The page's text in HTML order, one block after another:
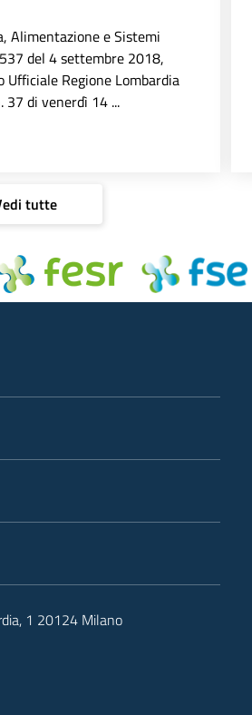
Alimentazione e Sistemi
del 4 settembre 2018,
Regione Lombardia
37 di venerdì 14 ...
tutte
1 20124 Milano